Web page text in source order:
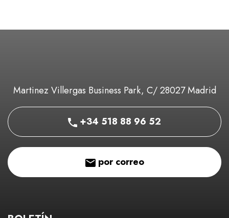
Martinez Villergas Business Park, C/ 28027 Madrid
+34 518 88 96 52
por correo